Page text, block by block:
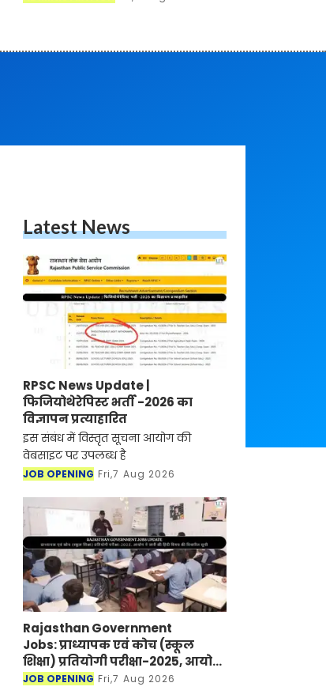
Latest News
RPSC News Update |
फिजियोथेरेपिस्ट भर्ती -2026 का
विज्ञापन प्रत्याहारित
इस संबंध में विस्तृत सूचना आयोग की
वेबसाइट पर उपलब्ध है
JOB OPENING Fri,7 Aug 2026
Rajasthan Government
Jobs: प्राध्यापक एवं कोच (स्कूल
शिक्षा) प्रतियोगी परीक्षा-2025, आयोग
ने जारी की हिंदी विषय की विचारित
JOB OPENING Fri,7 Aug 2026